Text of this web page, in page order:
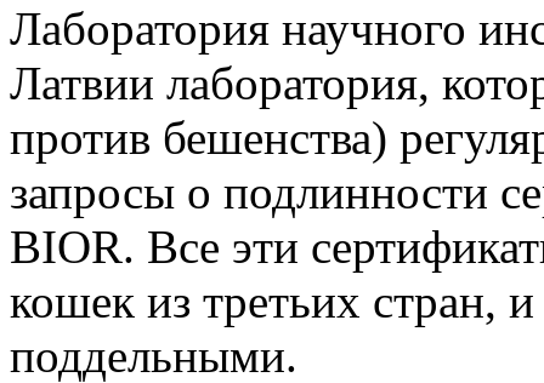
Лаборатория научного
Латвии лаборатория,
против бешенства)
запросы о подлинности
BIOR. Все эти
кошек из третьих стран,
поддельными.